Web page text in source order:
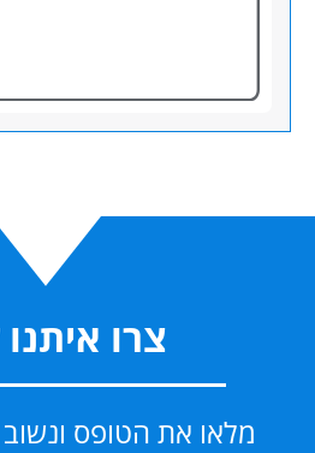
צרו
מלאו את הטופס